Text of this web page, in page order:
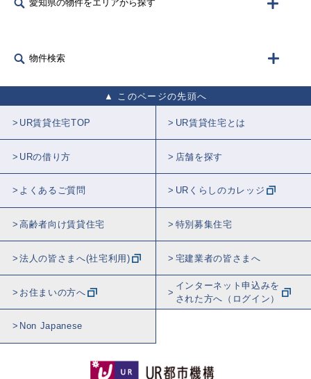
愛知県の物件をエリアから探す
物件検索
このページの先頭へ
UR賃貸住宅TOP UR賃貸住宅とは
URの借り方 店舗を探す
よくあるご質問 URくらしのカレッジ
高齢者向け賃貸住宅 特別募集住宅
法人の皆さまへ(社宅利用) 宅建業者の皆さまへ
お住まいの方へ
インターネット申込みを
された方へ（ログイン）
Non Japanese